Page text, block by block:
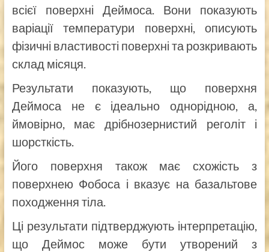
всієї поверхні Деймоса. Вони показують
варіації температури поверхні, описують
фізичні властивості поверхні та розкривають
склад місяця.
Результати показують, що поверхня
Деймоса не є ідеально однорідною, а,
ймовірно, має дрібнозернистий реголіт і
шорсткість.
Його поверхня також має схожість з
поверхнею Фобоса і вказує на базальтове
походження тіла.
Ці результати підтверджують інтерпретацію,
що Деймос може бути утворений з